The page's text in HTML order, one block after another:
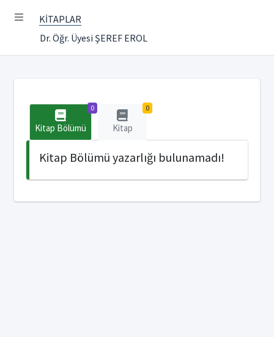
KİTAPLAR
Dr. Öğr. Üyesi ŞEREF EROL
0
Kitap Bölümü
0
Kitap
Kitap Bölümü yazarlığı bulunamadı!